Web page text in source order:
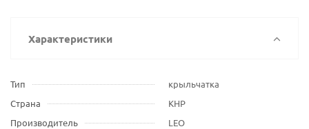
Характеристики
Тип
крыльчатка
Страна
КНР
Производитель
LEO